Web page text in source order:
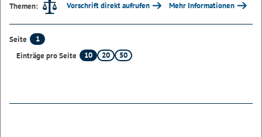
Themen:
Vorschrift direkt aufrufen Mehr Informationen
Seite
1
Einträge pro Seite
10 20 50